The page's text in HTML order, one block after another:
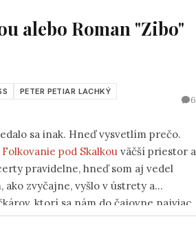
alebo Roman "Zibo"
PETER PETIAR LACHKÝ
6
sa inak. Hneď vysvetlím prečo.
Folkovanie pod Skalkou väčší priestor a
pravidelne, hneď som aj vedel
ako zvyčajne, vyšlo v ústrety a
ktorí sa nám do čajovne najviac
,Luky LukáčaMartin